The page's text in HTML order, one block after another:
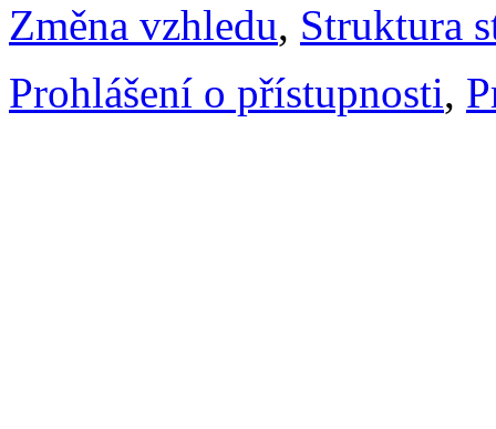
Změna vzhledu, Struktura
Prohlášení o přístupnosti,